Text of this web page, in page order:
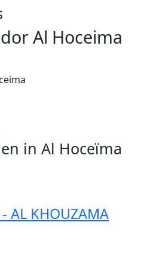
Al Hoceima
in Al Hoceïma
AL KHOUZAMA